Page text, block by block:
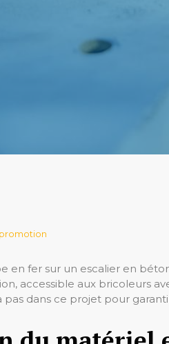
en fer sur un escalier en
accessible aux bricoleurs
pas dans ce projet pour